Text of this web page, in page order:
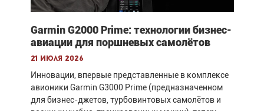
Garmin G2000 Prime: технологии бизнес-
авиации для поршневых самолётов
21 июля 2026
Инновации, впервые представленные в комплексе
авионики Garmin G3000 Prime (предназначенном
для бизнес-джетов, турбовинтовых самолётов и